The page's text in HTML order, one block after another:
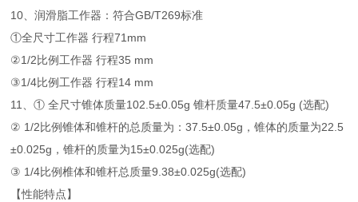
10、润滑脂工作器：符合GB/T269标准
①全尺寸工作器 行程71mm
②1/2比例工作器 行程35 mm
③1/4比例工作器 行程14 mm
11、① 全尺寸锥体质量102.5±0.05g 锥杆质量47.5±0.05g (选配)
② 1/2比例锥体和锥杆的总质量为：37.5±0.05g，锥体的质量为22.5
±0.025g，锥杆的质量为15±0.025g(选配)
③ 1/4比例椎体和锥杆总质量9.38±0.025g(选配)
【性能特点】